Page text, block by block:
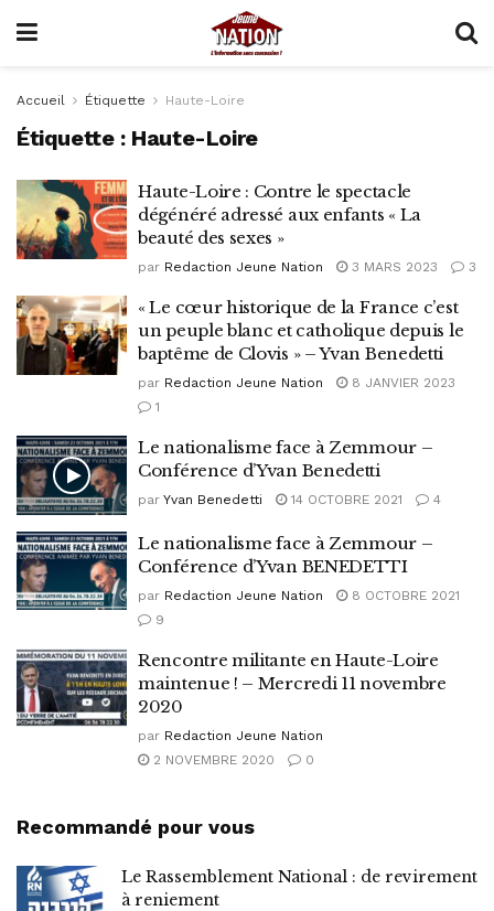
Accueil Étiquette Haute-Loire
Étiquette : Haute-Loire
Haute-Loire : Contre le spectacle
dégénéré adressé aux enfants « La
beauté des sexes »
par Redaction Jeune Nation 3 MARS 2023 3
« Le cœur historique de la France c’est
un peuple blanc et catholique depuis le
baptême de Clovis » – Yvan Benedetti
par Redaction Jeune Nation
8 JANVIER 2023
1
Le nationalisme face à Zemmour –
Conférence d’Yvan Benedetti
par Yvan Benedetti 14 OCTOBRE 2021 4
Le nationalisme face à Zemmour –
Conférence d’Yvan BENEDETTI
par Redaction Jeune Nation
8 OCTOBRE 2021
9
Rencontre militante en Haute-Loire
maintenue ! – Mercredi 11 novembre
2020
par Redaction Jeune Nation
2 NOVEMBRE 2020
0
Recommandé pour vous
Le Rassemblement National : de revirement
à reniement